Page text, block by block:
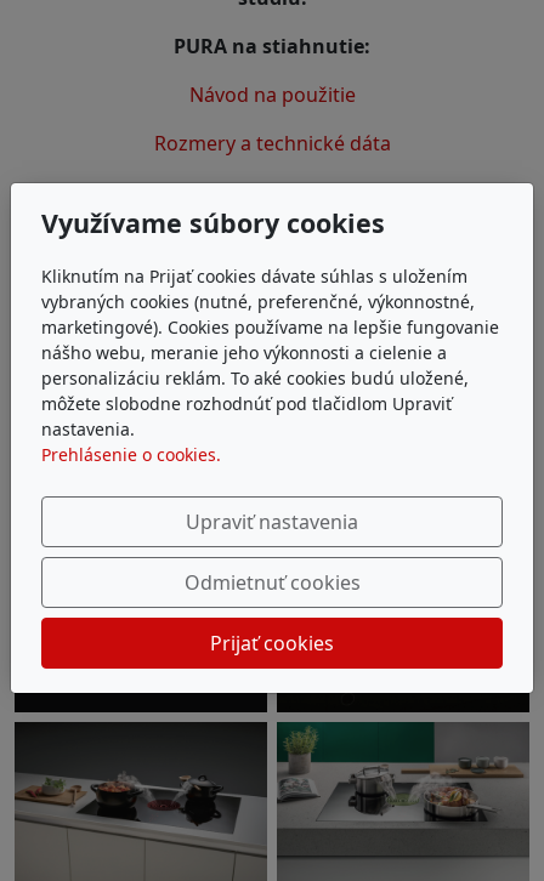
PURA na stiahnutie:
Návod na použitie
Rozmery a technické dáta
Energetický dátovy list
Energetický štítok (odsávanie do exteriéru)
Pre akékoľvek informácie nás prosím kontaktujte
tu.
Využívame súbory cookies
Kliknutím na Prijať cookies dávate súhlas s uložením
vybraných cookies (nutné, preferenčné, výkonnostné,
marketingové). Cookies používame na lepšie fungovanie
nášho webu, meranie jeho výkonnosti a cielenie a
personalizáciu reklám. To aké cookies budú uložené,
môžete slobodne rozhodnúť pod tlačidlom Upraviť
nastavenia.
Prehlásenie o cookies.
Upraviť nastavenia
Odmietnuť cookies
Prijať cookies